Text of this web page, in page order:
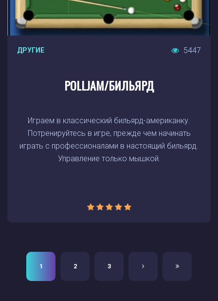
ДРУГИЕ 5447
POLLJAM/БИЛЬЯРД
Играем в классический бильярд-американку.
Потренируйтесь в игре, прежде чем начинать
играть с профессионалами в настоящий бильярд.
Управление только мышкой.
1 2 3